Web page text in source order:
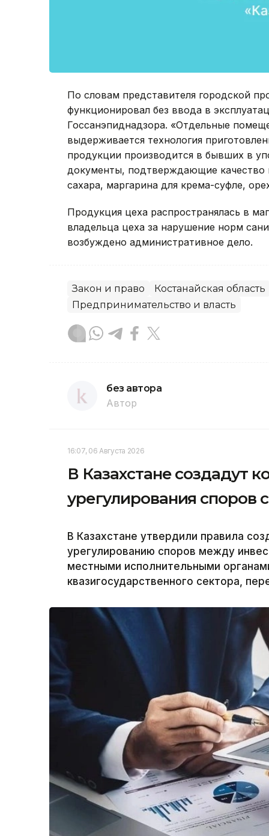
По словам представителя городской
функционировал без ввода в
Госсанэпиднадзора. «Отдельные
выдерживается технология
продукции производится в бывших в
документы, подтверждающие качество
сахара, маргарина для крема-суфле,
Продукция цеха распространялась в
владельца цеха за нарушение норм
возбуждено административное дело.
Закон и право
Костанайская область
Предпринимательство и власть
без автора
Автор
16:07, 06 Августа 2026
В Казахстане создадут
урегулирования споров
В Казахстане утвердили правила
урегулированию споров между
местными исполнительными
квазигосударственного сектора,